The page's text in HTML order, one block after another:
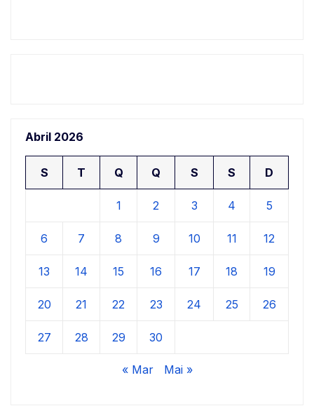
Abril 2026
S T Q Q S S D
1 2 3 4 5
6 7 8 9 10 11 12
13 14 15 16 17 18 19
20 21 22 23 24 25 26
27 28 29 30
« Mar Mai »